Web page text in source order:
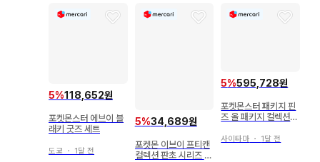
5%118,652원
포켓몬스터 에브이 블
래키 굿즈 세트
도쿄 ・ 1달 전
5%34,689원
포켓몬 이브이 프티캔
컬렉션 판초 시리즈 에
5%595,728원
포켓몬스터 패키지 핀
즈 올 패키지 컬렉션
사이타마 ・ 1달 전